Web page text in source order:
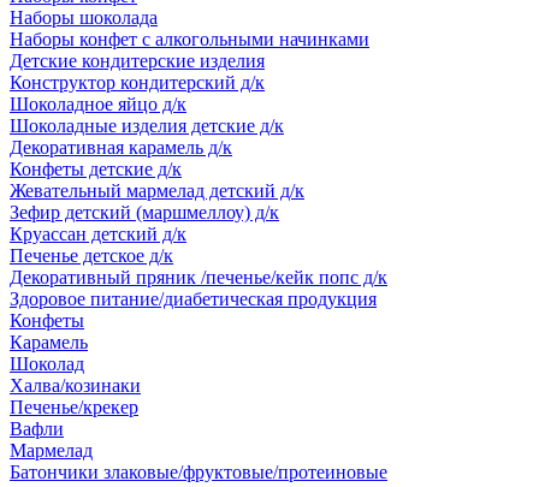
Наборы шоколада
Наборы конфет с алкогольными начинками
Детские кондитерские изделия
Конструктор кондитерский д/к
Шоколадное яйцо д/к
Шоколадные изделия детские д/к
Декоративная карамель д/к
Конфеты детские д/к
Жевательный мармелад детский д/к
Зефир детский (маршмеллоу) д/к
Круассан детский д/к
Печенье детское д/к
Декоративный пряник /печенье/кейк попс д/к
Здоровое питание/диабетическая продукция
Конфеты
Карамель
Шоколад
Халва/козинаки
Печенье/крекер
Вафли
Мармелад
Батончики злаковые/фруктовые/протеиновые